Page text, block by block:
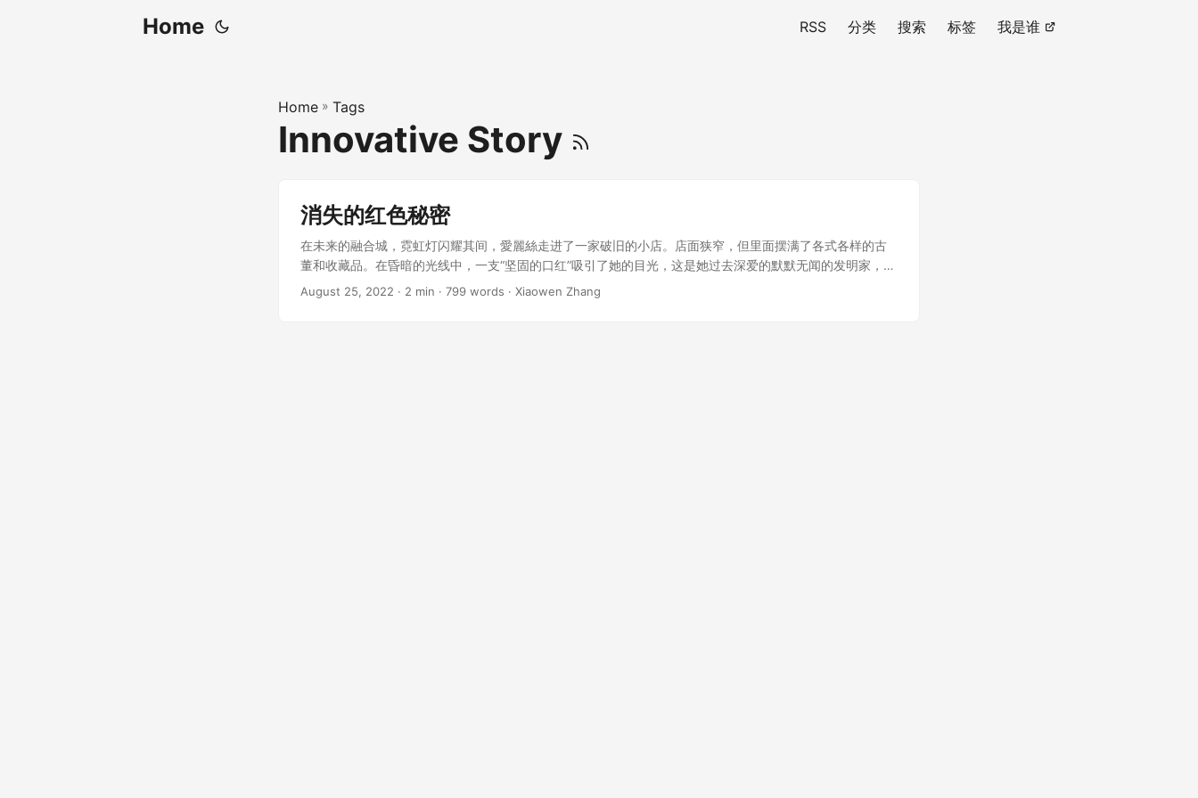
Home RSS 分类 搜索 标签 我是谁
Home » Tags
Innovative Story
消失的红色秘密
在未来的融合城，霓虹灯闪耀其间，愛麗絲走进了一家破旧的小店。店面狭窄，但里面摆满了各式各样的古
董和收藏品。在昏暗的光线中，一支“坚固的口红”吸引了她的目光，这是她过去深爱的默默无闻的发明家，列
昂纳多，生前的最后发明。 ...
August 25, 2022 · 2 min · 799 words · Xiaowen Zhang